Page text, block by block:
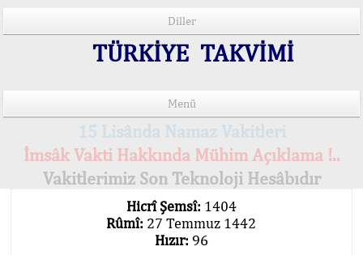
Diller
TÜRKİYE TAKVİMİ
Menü
15 Lisânda Namaz Vakitleri
İmsâk Vakti Hakkında Mühim Açıklama !..
Vakitlerimiz Son Teknoloji Hesâbıdır
Hicrî Şemsî: 1404
Rûmî: 27 Temmuz 1442
Hızır: 96